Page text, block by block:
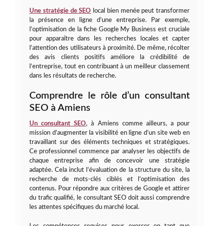
Une stratégie de SEO local bien menée peut transformer
la présence en ligne d’une entreprise. Par exemple,
l’optimisation de la fiche Google My Business est cruciale
pour apparaître dans les recherches locales et capter
l’attention des utilisateurs à proximité. De même, récolter
des avis clients positifs améliore la crédibilité de
l’entreprise, tout en contribuant à un meilleur classement
dans les résultats de recherche.
Comprendre le rôle d’un consultant
SEO à Amiens
Un consultant SEO, à Amiens comme ailleurs, a pour
mission d’augmenter la visibilité en ligne d’un site web en
travaillant sur des éléments techniques et stratégiques.
Ce professionnel commence par analyser les objectifs de
chaque entreprise afin de concevoir une stratégie
adaptée. Cela inclut l’évaluation de la structure du site, la
recherche de mots-clés ciblés et l’optimisation des
contenus. Pour répondre aux critères de Google et attirer
du trafic qualifié, le consultant SEO doit aussi comprendre
les attentes spécifiques du marché local.